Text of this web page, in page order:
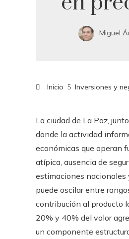
Miguel
Inicio Inversiones y
La ciudad de La Paz,
donde la actividad
económicas que operan
atípica, ausencia de
estimaciones nacionales
puede oscilar entre
contribución al producto
20% y 40% del valor
un componente